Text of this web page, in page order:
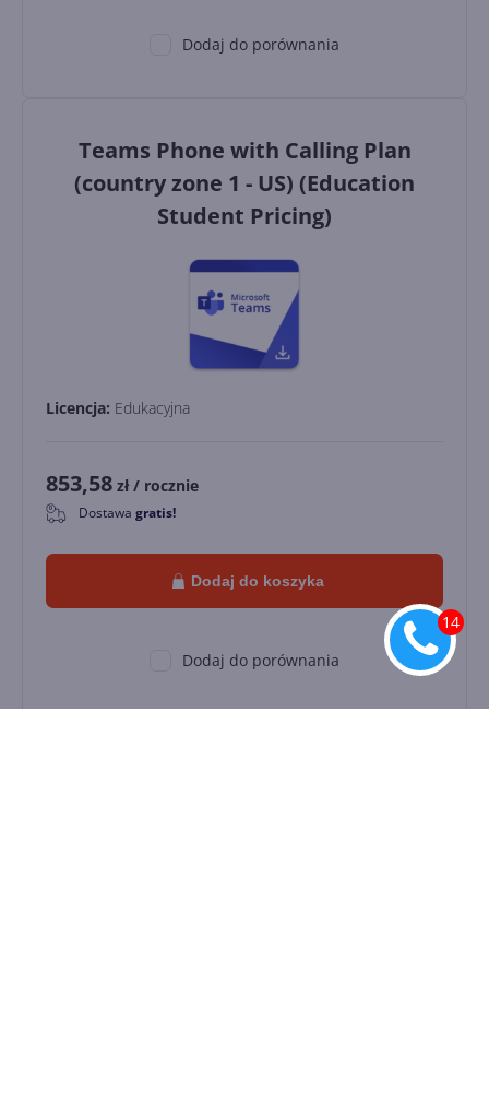
Dodaj do porównania
Teams Phone with Calling Plan
(country zone 1 - US) (Education
Student Pricing)
Licencja: Edukacyjna
853,58 zł / rocznie
0 Dostawa gratis!
Dodaj do koszyka
Dodaj do porównania